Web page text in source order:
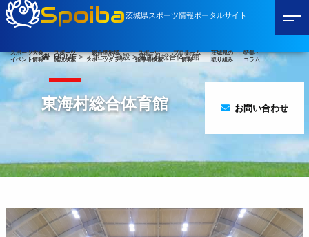
Spoiba茨城県スポーツ情報ポータルサイト
スポーツ大会
イベント情報
スポーツ
施設検索
総合型地域
スポーツクラブ
スポーツ
指導者検索
プロチーム
情報
茨城県の
取り組み
特集・
コラム
お問い合わせ
HOME>スポーツ施設>東海村総合体育館
東海村総合体育館